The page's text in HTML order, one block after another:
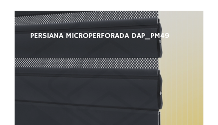
PERSIANA MICROPERFORADA DAP_PM49